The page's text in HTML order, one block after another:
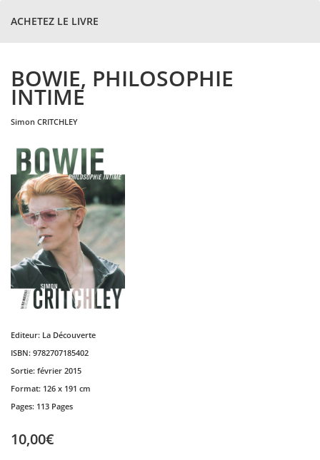
ACHETEZ LE LIVRE
BOWIE, PHILOSOPHIE
INTIME
simon CRITCHLEY
Editeur: La Découverte
ISBN: 9782707185402
Sortie: février 2015
Format: 126 x 191 cm
Pages: 113 Pages
10,00€